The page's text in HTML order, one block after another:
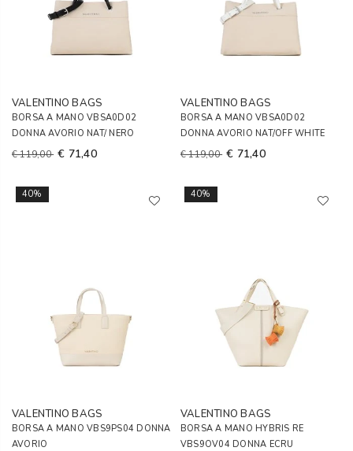
VALENTINO BAGS
BORSA A MANO VBSA0D02
DONNA AVORIO NAT/ NERO
€ 119,00 € 71,40
VALENTINO BAGS
BORSA A MANO VBSA0D02
DONNA AVORIO NAT/OFF WHITE
€ 119,00 € 71,40
40%
VALENTINO BAGS
BORSA A MANO VBS9PS04 DONNA
AVORIO
40%
VALENTINO BAGS
BORSA A MANO HYBRIS RE
VBS9OV04 DONNA ECRU